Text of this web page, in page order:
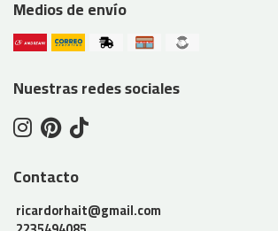
Medios de envío
Nuestras redes sociales
Contacto
ricardorhait@gmail.com